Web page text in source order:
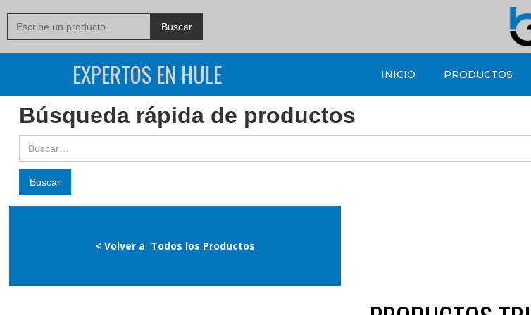
EXPERTOS EN HULE INICIO PRODUCTOS
Búsqueda rápida de productos
< Volver a Todos los Productos